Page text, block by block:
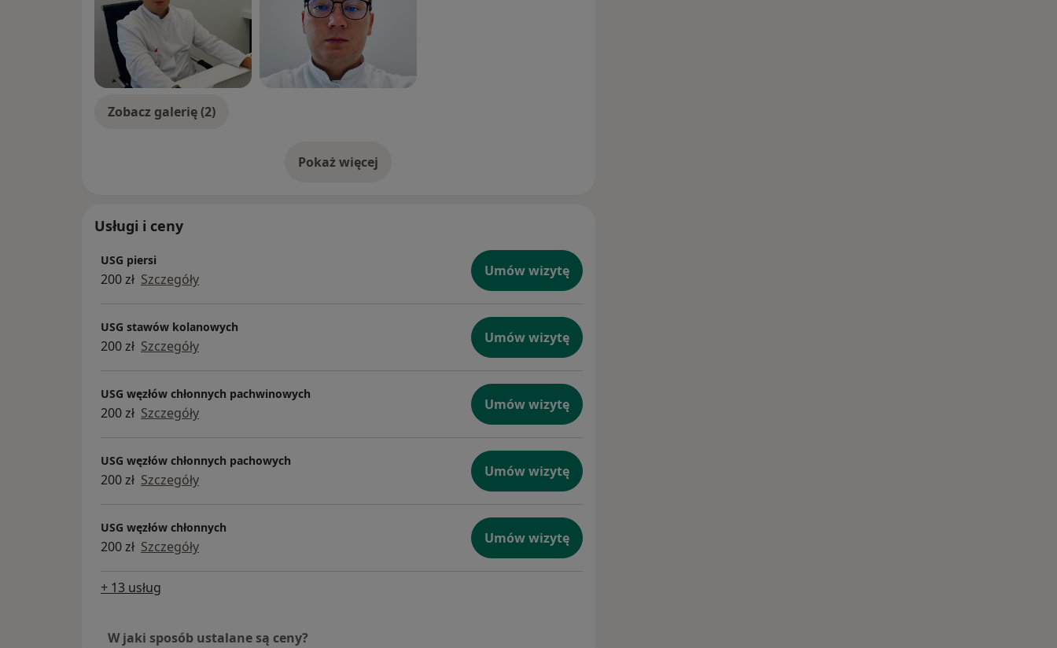
Zobacz galerię (2)
Pokaż więcejo doświadczeniu
Usługi i ceny
USG piersi
200 zł Szczegóły Umów wizytę
USG stawów kolanowych
200 zł Szczegóły Umów wizytę
USG węzłów chłonnych pachwinowych
200 zł Szczegóły Umów wizytę
USG węzłów chłonnych pachowych
200 zł Szczegóły Umów wizytę
USG węzłów chłonnych
200 zł Szczegóły Umów wizytę
+ 13 usług
W jaki sposób ustalane są ceny?